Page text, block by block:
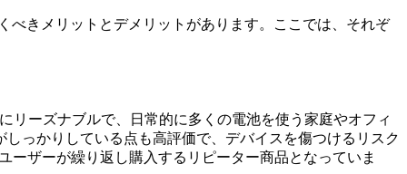
べきメリットとデメリットがあります。ここでは、それぞ
リーズナブルで、日常的に多くの電池を使う家庭やオフィ
っかりしている点も高評価で、デバイスを傷つけるリスク
ーザーが繰り返し購入するリピーター商品となっていま